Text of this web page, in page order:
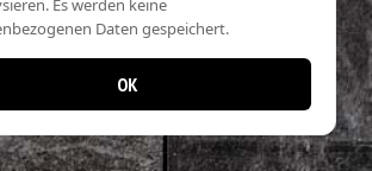
Es werden keine
Daten gespeichert.
OK